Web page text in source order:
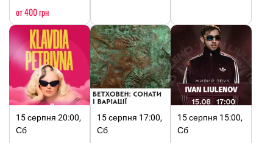
от 400 грн
15 серпня 20:00,
Сб
15 серпня 17:00,
Сб
15 серпня 15:00,
Сб